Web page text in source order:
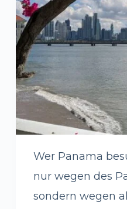
Wer Panama
nur wegen des
sondern wegen